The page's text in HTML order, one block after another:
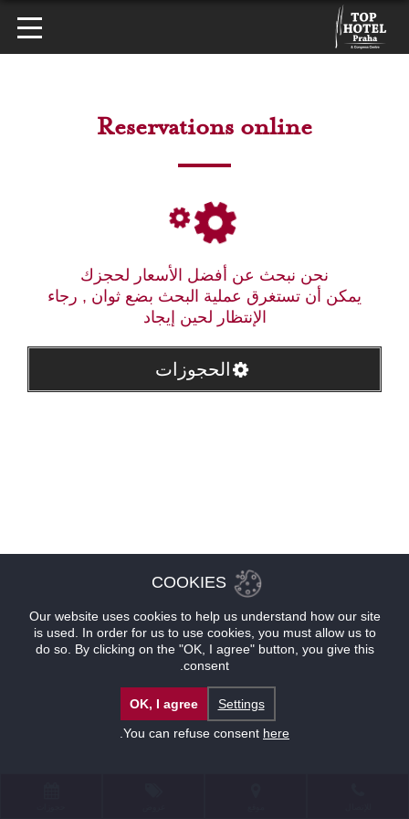
Reservations online
نحن نبحث عن أفضل الأسعار لحجزك
يمكن أن تستغرق عملية البحث بضع ثوان , رجاء
الإنتظار لحين إيجاد
الحجوزات
COOKIES
Our website uses cookies to help us understand how our site
is used. In order for us to use cookies, you must allow us to
do so. By clicking on the "OK, I agree" button, you give this
consent.
Settings
OK, I agree
You can refuse consent here
.